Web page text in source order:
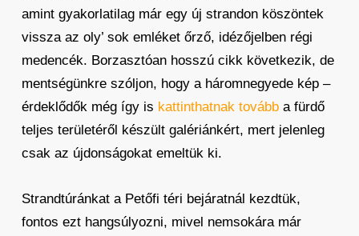
amint gyakorlatilag már egy új strandon köszöntek
vissza az oly’ sok emléket őrző, idézőjelben régi
medencék. Borzasztóan hosszú cikk következik, de
mentségünkre szóljon, hogy a háromnegyede kép –
érdeklődők még így is kattinthatnak továbba fürdő
teljes területéről készült galériánkért, mert jelenleg
csak az újdonságokat emeltük ki.
Strandtúránkat a Petőfi téri bejáratnál kezdtük,
fontos ezt hangsúlyozni, mivel nemsokára már